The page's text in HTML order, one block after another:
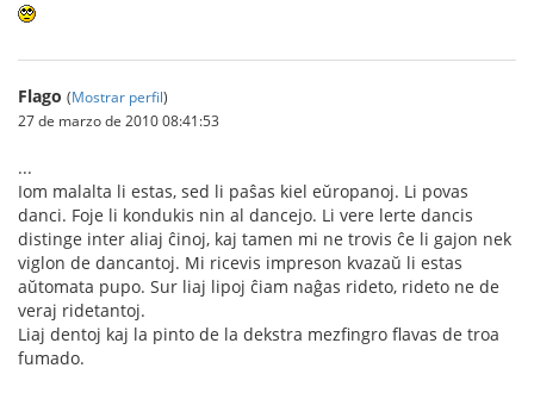
Flago (Mostrar perfil)
27 de marzo de 2010 08:41:53
...
Iom malalta li estas, sed li paŝas kiel eŭropanoj. Li povas
danci. Foje li kondukis nin al dancejo. Li vere lerte dancis
distinge inter aliaj ĉinoj, kaj tamen mi ne trovis ĉe li gajon nek
viglon de dancantoj. Mi ricevis impreson kvazaŭ li estas
aŭtomata pupo. Sur liaj lipoj ĉiam naĝas rideto, rideto ne de
veraj ridetantoj.
Liaj dentoj kaj la pinto de la dekstra mezfingro flavas de troa
fumado.